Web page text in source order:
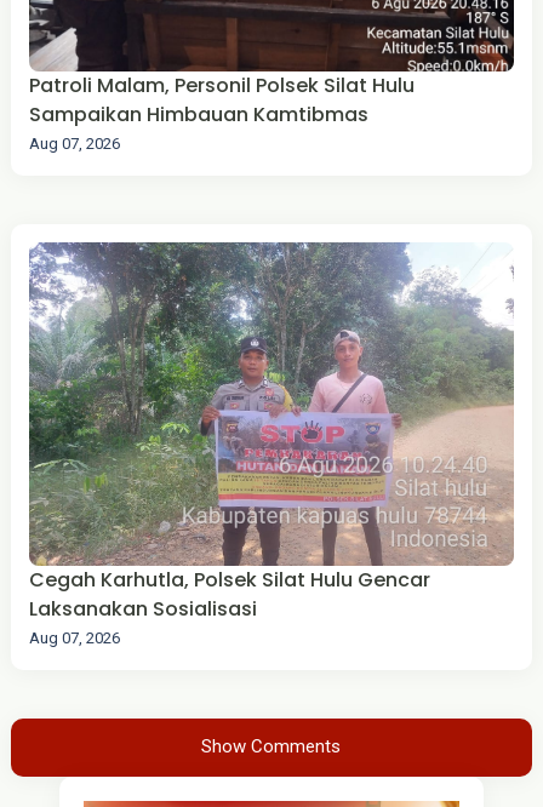
Patroli Malam, Personil Polsek Silat Hulu
Sampaikan Himbauan Kamtibmas
Aug 07, 2026
Cegah Karhutla, Polsek Silat Hulu Gencar
Laksanakan Sosialisasi
Aug 07, 2026
Show Comments